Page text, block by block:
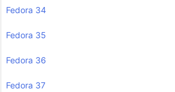
Fedora 34
Fedora 35
Fedora 36
Fedora 37